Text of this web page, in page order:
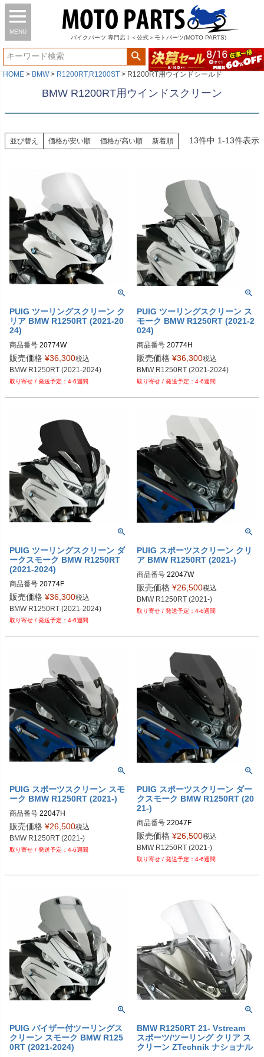
MENU
バイク パーツ 専門店 | ＜公式＞モトパーツ(MOTO PARTS)
HOME BMW R1200RT,R1200ST R1200RT用ウインドシールド
BMW R1200RT用ウインドスクリーン
並び替え 価格が安い順 価格が高い順 新着順 13件中 1-13件表示
PUIG ツーリングスクリーン ク
リア BMW R1250RT (2021-20
24)
商品番号 20774W
販売価格 ¥36,300税込
BMW R1250RT (2021-2024)
4-6週間
PUIG ツーリングスクリーン ス
モーク BMW R1250RT (2021-2
024)
商品番号 20774H
販売価格 ¥36,300税込
BMW R1250RT (2021-2024)
4-6週間
PUIG ツーリングスクリーン ダ
ークスモーク BMW R1250RT
(2021-2024)
商品番号 20774F
販売価格 ¥36,300税込
BMW R1250RT (2021-2024)
4-6週間
PUIG スポーツスクリーン クリ
ア BMW R1250RT (2021-)
商品番号 22047W
販売価格 ¥26,500税込
BMW R1250RT (2021-)
4-6週間
PUIG スポーツスクリーン スモ
ーク BMW R1250RT (2021-)
商品番号 22047H
販売価格 ¥26,500税込
BMW R1250RT (2021-)
4-6週間
PUIG スポーツスクリーン ダー
クスモーク BMW R1250RT (20
21-)
商品番号 22047F
販売価格 ¥26,500税込
BMW R1250RT (2021-)
4-6週間
PUIG バイザー付ツーリングス
クリーン スモーク BMW R125
0RT (2021-2024)
BMW R1250RT 21- Vstream
スポーツ/ツーリング クリア ス
クリーン ZTechnik ナショナル